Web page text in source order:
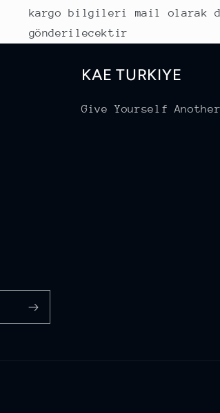
kargo bilgileri mail olarak
gönderilecektir
KAE TURKIYE
Give Yourself Another